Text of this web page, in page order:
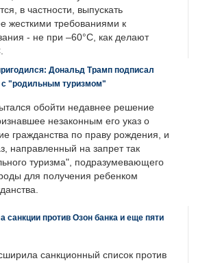
в частности, выпускать
жесткими требованиями к
- не при –60°C, как делают
Дональд Трамп подписал
с "родильным туризмом"
обойти недавнее решение
незаконным его указ о
гражданства по праву рождения, и
направленный на запрет так
туризма", подразумевающего
для получения ребенком
санкции против Озон банка и еще пяти
санкционный список против